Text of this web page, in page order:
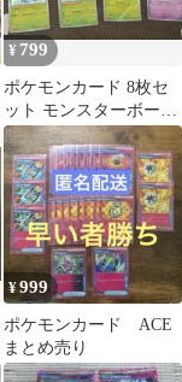
¥ 799
ポケモンカード 8枚セ
ット モンスターボール
ミラー、ACE、S、かが
やくポケモン
¥999
ポケモンカード ACE
まとめ売り